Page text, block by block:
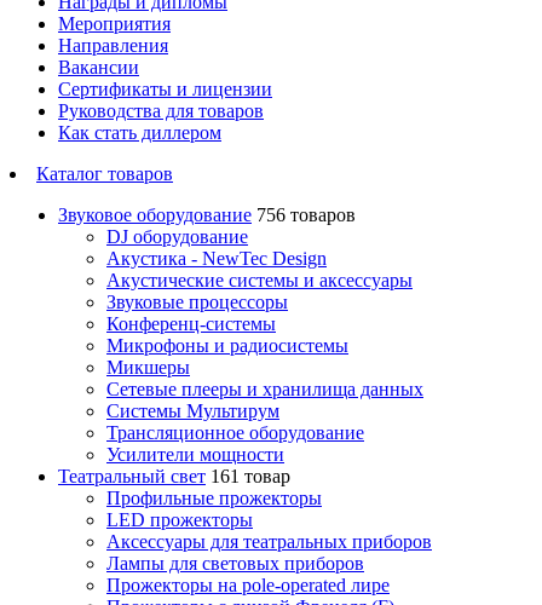
Мероприятия
Направления
Вакансии
Сертификаты и лицензии
Руководства для товаров
Как стать диллером
Каталог товаров
Звуковое оборудование 756 товаров
DJ оборудование
Акустика - NewTec Design
Акустические системы и аксессуары
Звуковые процессоры
Конференц-системы
Микрофоны и радиосистемы
Микшеры
Сетевые плееры и хранилища данных
Системы Мультирум
Трансляционное оборудование
Усилители мощности
Театральный свет 161 товар
Профильные прожекторы
LED прожекторы
Аксессуары для театральных приборов
Лампы для световых приборов
Прожекторы на pole-operated лире